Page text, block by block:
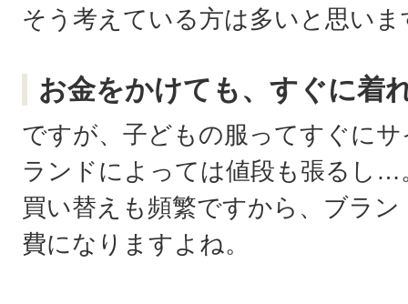
そう考えている方は多いと思いま
お金をかけても、すぐに着
ですが、子どもの服ってすぐに
ランドによっては値段も張るし…
買い替えも頻繁ですから、ブラ
費になりますよね。